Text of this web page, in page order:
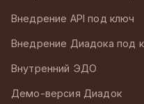
Внедрение API под ключ
Внедрение Диадока под
Внутренний ЭДО
Демо-версия Диадок